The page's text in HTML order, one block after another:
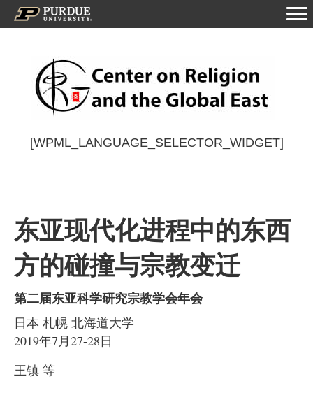
[WPML_LANGUAGE_SELECTOR_WIDGET]
东亚现代化进程中的东西
方的碰撞与宗教变迁
第二届东亚科学研究宗教学会年会
日本 札幌 北海道大学
2019年7月27-28日
王镇 等